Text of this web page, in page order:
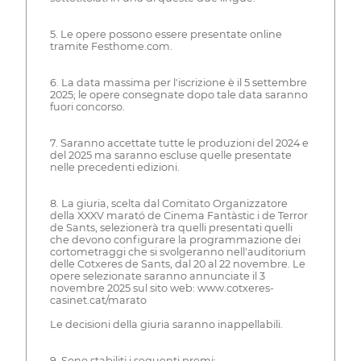
5. Le opere possono essere presentate online
tramite Festhome.com.
6. La data massima per l'iscrizione è il 5 settembre
2025; le opere consegnate dopo tale data saranno
fuori concorso.
7. Saranno accettate tutte le produzioni del 2024 e
del 2025 ma saranno escluse quelle presentate
nelle precedenti edizioni.
8. La giuria, scelta dal Comitato Organizzatore
della XXXV marató de Cinema Fantàstic i de Terror
de Sants, selezionerà tra quelli presentati quelli
che devono configurare la programmazione dei
cortometraggi che si svolgeranno nell'auditorium
delle Cotxeres de Sants, dal 20 al 22 novembre. Le
opere selezionate saranno annunciate il 3
novembre 2025 sul sito web: www.cotxeres-
casinet.cat/marato
Le decisioni della giuria saranno inappellabili.